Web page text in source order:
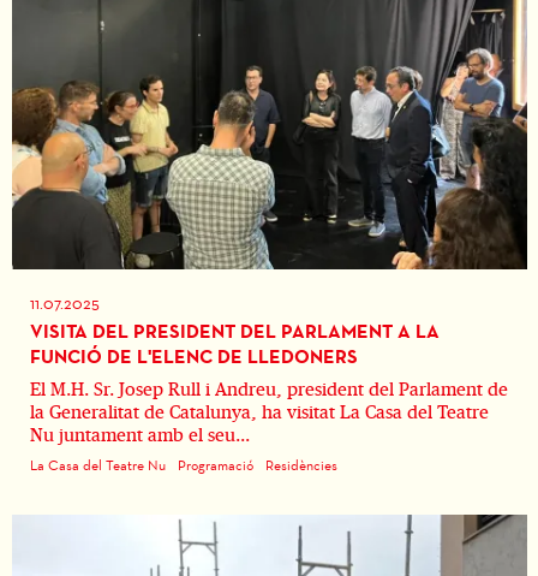
11.07.2025
VISITA DEL PRESIDENT DEL PARLAMENT A LA
FUNCIÓ DE L'ELENC DE LLEDONERS
El M.H. Sr. Josep Rull i Andreu, president del Parlament de
la Generalitat de Catalunya, ha visitat La Casa del Teatre
Nu juntament amb el seu...
La Casa del Teatre Nu Programació Residències